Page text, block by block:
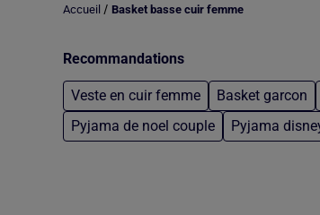
Accueil / Basket basse cuir femme
Recommandations
Veste en cuir femme Basket garcon
Pyjama de noel couple
Pyjama